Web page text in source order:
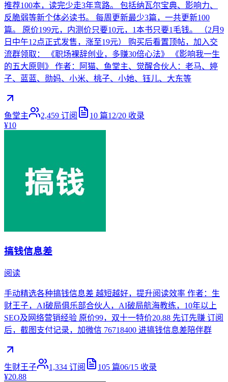
推荐100本，读完少走3年弯路。 包括纳瓦尔宝典、影响力、
反脆弱等新个体必读书。 每周更新最少3篇，一共更新100
篇。 原价199元，内测价只要10元，1本书只要1毛钱。 （2月9
日中午12点正式发售，涨至19元） 购买后看置顶帖，加入交
流群领取： 《职场裸辞创业，多赚30倍心法》 《影响我一生
的五大原则》 作者：阿猫、鱼堂主、觉醒合伙人：老马、婷
子、蓝蓝、勋妈、小米、桃子、小她、钰儿、大东等
鱼堂主 2,459 订阅 10 篇12/20 收录
¥10
搞钱信息差
阅读
手动精选各种搞钱信息差 越短越好，提升阅读效率 作者：生
财王子，AI破局俱乐部合伙人，AI破局航海教练，10年以上
SEO及网络营销经验 原价99，双十一特价20.88 先订先赚 订阅
后，截图支付记录，加微信 76718400 进搞钱信息差陪伴群
生财王子 1,334 订阅 105 篇06/15 收录
¥20.88